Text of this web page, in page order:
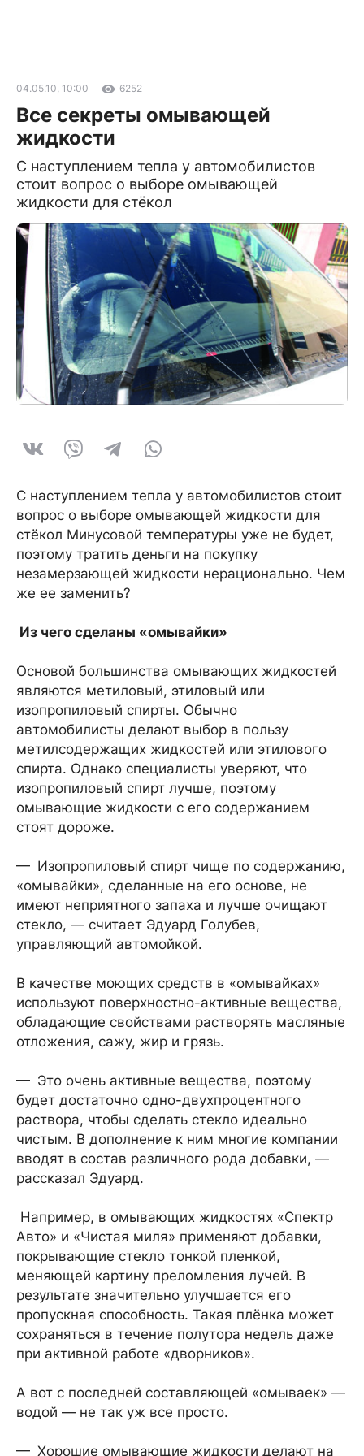
04.05.10, 10:00 6252
Все секреты омывающей
жидкости
С наступлением тепла у автомобилистов
стоит вопрос о выборе омывающей
жидкости для стёкол
С наступлением тепла у автомобилистов стоит
вопрос о выборе омывающей жидкости для
стёкол Минусовой температуры уже не будет,
поэтому тратить деньги на покупку
незамерзающей жидкости нерационально. Чем
же ее заменить?
Из чего сделаны «омывайки»
Основой большинства омывающих жидкостей
являются метиловый, этиловый или
изопропиловый спирты. Обычно
автомобилисты делают выбор в пользу
метилсодержащих жидкостей или этилового
спирта. Однако специалисты уверяют, что
изопропиловый спирт лучше, поэтому
омывающие жидкости с его содержанием
стоят дороже.
— Изопропиловый спирт чище по содержанию,
«омывайки», сделанные на его основе, не
имеют неприятного запаха и лучше очищают
стекло, — считает Эдуард Голубев,
управляющий автомойкой.
В качестве моющих средств в «омывайках»
используют поверхностно-активные вещества,
обладающие свойствами растворять масляные
отложения, сажу, жир и грязь.
— Это очень активные вещества, поэтому
будет достаточно одно-двухпроцентного
раствора, чтобы сделать стекло идеально
чистым. В дополнение к ним многие компании
вводят в состав различного рода добавки, —
рассказал Эдуард.
Например, в омывающих жидкостях «Спектр
Авто» и «Чистая миля» применяют добавки,
покрывающие стекло тонкой пленкой,
меняющей картину преломления лучей. В
результате значительно улучшается его
пропускная способность. Такая плёнка может
сохраняться в течение полутора недель даже
при активной работе «дворников».
А вот с последней составляющей «омываек» —
водой — не так уж все просто.
— Хорошие омывающие жидкости делают на